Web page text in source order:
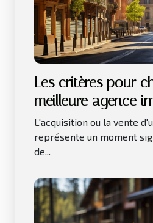
Les critères pour
meilleure agence
Toulouse
L'acquisition ou la vente
représente un moment
de...